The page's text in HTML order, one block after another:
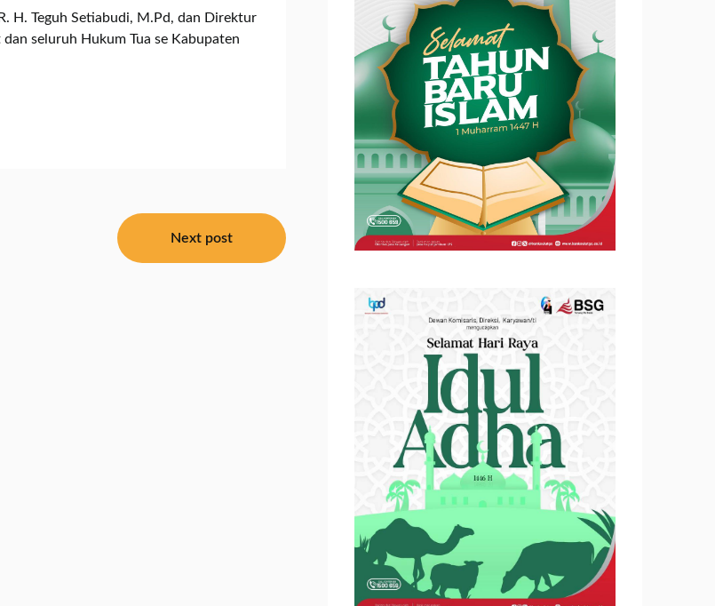
H. Teguh Setiabudi, M.Pd, dan Direktur
seluruh Hukum Tua se Kabupaten
Next post